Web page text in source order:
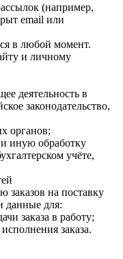
(например,
email или
в любой момент.
и личному
деятельность в
законодательство,
органов;
и иную обработку
учёте,
заказов на поставку
данные для:
заказа в работу;
заказа.